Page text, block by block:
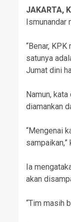
JAKARTA,
Ismunandar
“Benar,
satunya
Jumat dini
Namun,
diamankan
“Mengenai
sampaikan,”
Ia
akan
“Tim masih